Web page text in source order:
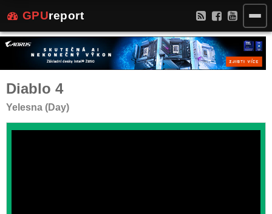
GPUreport
Diablo 4
Yelesna (Day)